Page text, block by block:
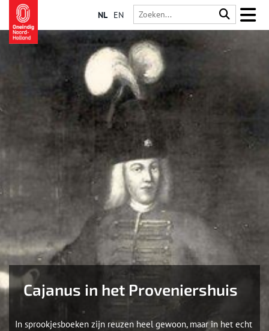
NL EN
Cajanus in het Proveniershuis
In sprookjesboeken zijn reuzen heel gewoon, maar in het echt